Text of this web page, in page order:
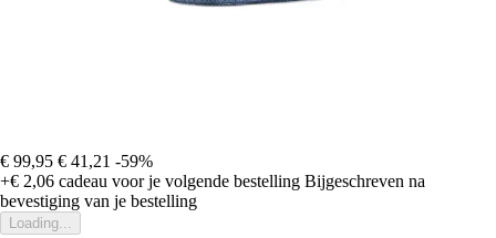
€ 99,95 € 41,21 -59%
+€ 2,06 cadeau voor je volgende bestelling Bijgeschreven na
bevestiging van je bestelling
Loading...